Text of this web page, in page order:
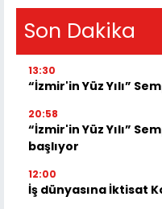
Son Dakika
13:30
“İzmir'in Yüz Yılı”
20:58
“İzmir'in Yüz Yılı”
başlıyor
12:00
İş dünyasına İktisat